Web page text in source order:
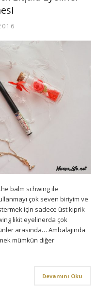
balm schwing ile
çok seven biriyim ve
için sadece üst kiprik
likit eyelinerda çok
arasında… Ambalajında
mümkün diğer
Devamını Oku